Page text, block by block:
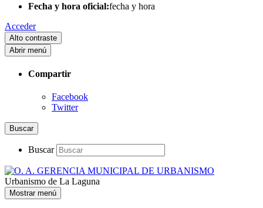
Fecha y hora oficial:fecha y hora
Acceder
Alto contraste
Abrir menú
Compartir
Facebook
Twitter
Buscar
Buscar
Urbanismo de La Laguna
Mostrar menú